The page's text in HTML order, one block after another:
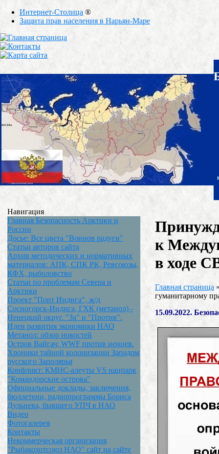
Интернет-Столица ®
Защита прав населения в Нарьян-Маре
Навигация
Главная Безопасность Арктики и
России
Досье: Все цвета "Воинов радуги"
Статьи авторов сайта
Архив методических и нормативных
материалов: АПК, СПК РК, Ревсоюзы,
КФХ, рыболовство
Статьи по проблемам Севера и
Арктики
Проект "Порт Индига", ж/д
Сосногорск-Индига, ГХК (метанол) -
Ненецкий округ. "За" и "Против".
Идеи развития экономики НАО
Метанол: обзор новостей
Остров Вайгач: WWF против ненцев.
Хроники тайной колонизации Западом
русского Заполярья
Конфликт: КМНС-алеуты VS нацпарк
"Командорские острова"
Официальные доклады, заключения,
бюллетени, радиопрограммы Бориса
Дульнева, бывшего УПЧ в НАО
Видео
Фотогалерея
Контакты
Некоммерческая организация
"Рыбакохотсоюз НАО" сайт на сайте
к
в ходе
Главная страница
гуманитарному
15.09.2022.